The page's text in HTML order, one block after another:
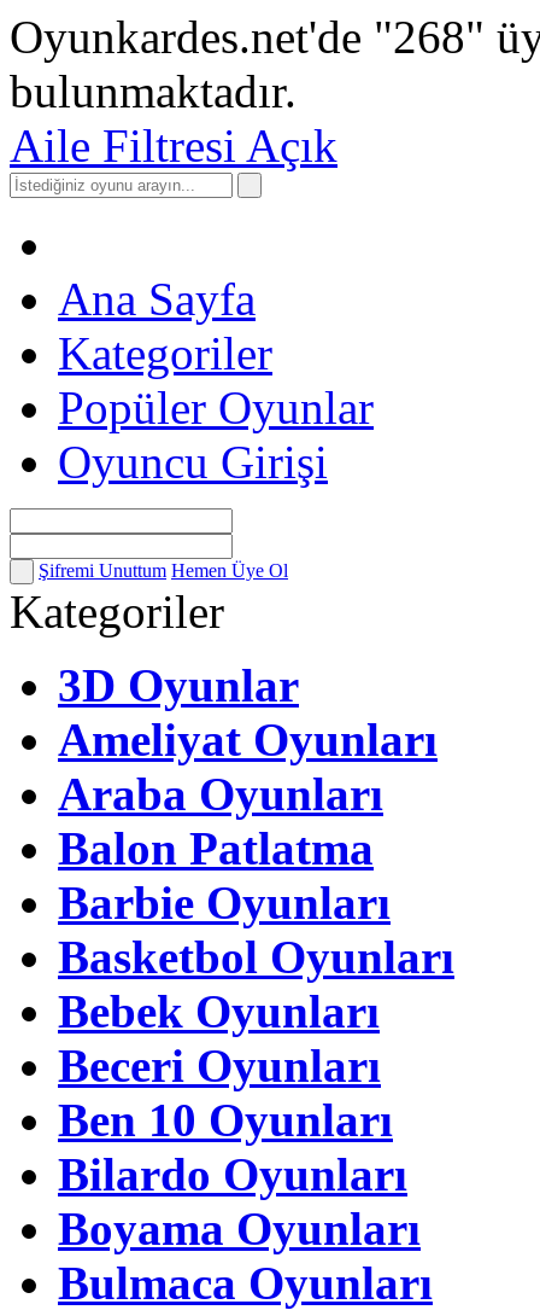
Oyunkardes.net'de "268"
bulunmaktadır.
Aile Filtresi Açık
Ana Sayfa
Kategoriler
Popüler Oyunlar
Oyuncu Girişi
Şifremi Unuttum Hemen Üye Ol
Kategoriler
3D Oyunlar
Ameliyat Oyunları
Araba Oyunları
Balon Patlatma
Barbie Oyunları
Basketbol Oyunları
Bebek Oyunları
Beceri Oyunları
Ben 10 Oyunları
Bilardo Oyunları
Boyama Oyunları
Bulmaca Oyunları